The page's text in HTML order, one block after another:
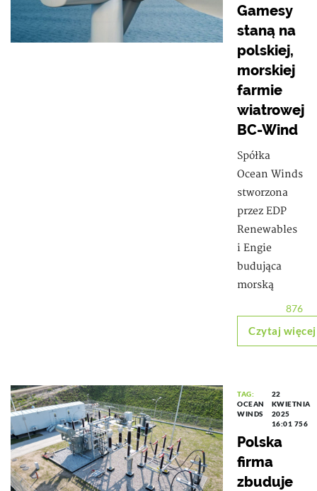
Gamesy
staną na
polskiej,
morskiej
farmie
wiatrowej
BC-Wind
Spółka
Ocean Winds
stworzona
przez EDP
Renewables
i Engie
budująca
morską
876
Czytaj więcej
TAG:
OCEAN
WINDS
22
KWIETNIA
2025
16:01 756
Polska
firma
zbuduje